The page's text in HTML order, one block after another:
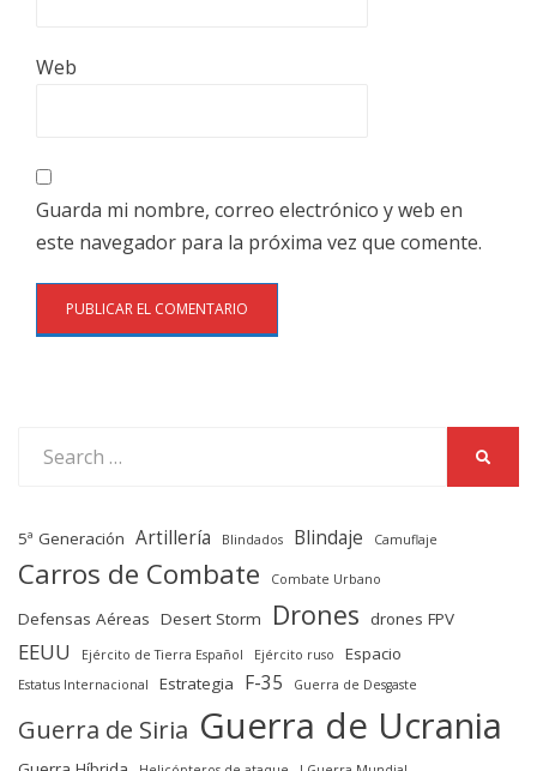
Web
Guarda mi nombre, correo electrónico y web en
este navegador para la próxima vez que comente.
for:
5ª Generación Artillería Blindados Blindaje Camuflaje
Carros de Combate Combate Urbano
Defensas Aéreas Desert Storm Drones drones FPV
EEUU Ejército de Tierra Español Ejército ruso Espacio
Estatus Internacional Estrategia F-35 Guerra de Desgaste
Guerra de Siria Guerra de Ucrania